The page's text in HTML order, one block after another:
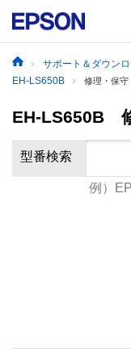
サポート＆ダウン
EH-LS650B
修理・保守
EH-LS650B
型番検索
例）